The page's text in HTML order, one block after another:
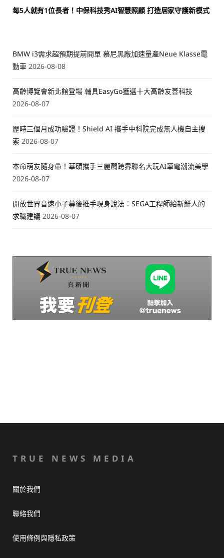
每5人就有1位長者！中保科技秀AI智慧照顧 打造居家守護新模式
BMW i3需求超預期提前開單 慕尼黑廠加速量產Neue Klasse電
動車 2026-08-08
高齡博覽會新北館登場 輔具EasyGo獲選十大高齡友善科技
2026-08-07
歷時三個月成功驗證！Shield AI 攜手中科院完成無人機自主搜
索 2026-08-07
本命萌友隨身帶！華碩攜手三麗鷗跨界聯名大玩AI筆電潮流美學
2026-08-07
開放世界音速小子幕後推手現身說法：SEGA工程師給新鮮人的
求職建議 2026-08-07
TRUE NEWS MEDIA
關於我們
聯絡我們
使用條例與隱私政策